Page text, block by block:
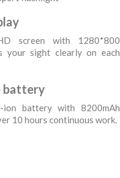
screen with 1280*800
your sight clearly on each
battery
ion battery with 8200mAh
10 hours continuous work.